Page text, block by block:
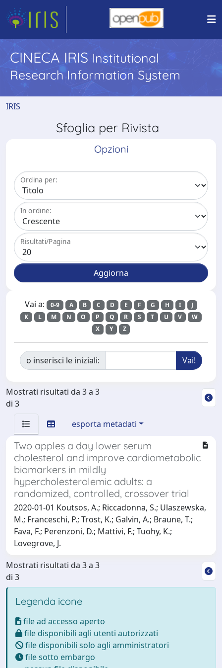
CINECA IRIS Institutional
Research Information System
IRIS
Sfoglia per Rivista
Opzioni
Ordina per:
In ordine:
Risultati/Pagina
Vai a: 0-9 A B C D E F G H I
J
K
L M N O P Q R S T U V
W
X
Y Z
o inserisci le iniziali:
Mostrati risultati da 3 a 3
di 3
esporta metadati
Two apples a day lower serum
cholesterol and improve cardiometabolic
biomarkers in mildly
hypercholesterolemic adults: a
randomized, controlled, crossover trial
2020-01-01 Koutsos, A.; Riccadonna, S.; Ulaszewska,
M.; Franceschi, P.; Trost, K.; Galvin, A.; Braune, T.;
Fava, F.; Perenzoni, D.; Mattivi, F.; Tuohy, K.;
Lovegrove, J.
Mostrati risultati da 3 a 3
di 3
Legenda icone
file ad accesso aperto
file disponibili agli utenti autorizzati
file disponibili solo agli amministratori
file sotto embargo